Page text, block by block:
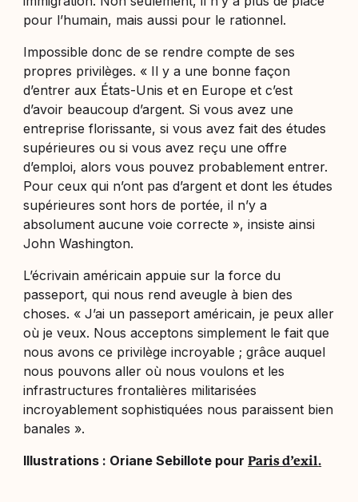
pour l’humain, mais aussi pour le rationnel.
Impossible donc de se rendre compte de ses
propres privilèges. « Il y a une bonne façon
d’entrer aux États-Unis et en Europe et c’est
d’avoir beaucoup d’argent. Si vous avez une
entreprise florissante, si vous avez fait des études
supérieures ou si vous avez reçu une offre
d’emploi, alors vous pouvez probablement entrer.
Pour ceux qui n’ont pas d’argent et dont les études
supérieures sont hors de portée, il n’y a
absolument aucune voie correcte », insiste ainsi
John Washington.
L’écrivain américain appuie sur la force du
passeport, qui nous rend aveugle à bien des
choses. « J’ai un passeport américain, je peux aller
où je veux. Nous acceptons simplement le fait que
nous avons ce privilège incroyable ; grâce auquel
nous pouvons aller où nous voulons et les
infrastructures frontalières militarisées
incroyablement sophistiquées nous paraissent bien
banales ».
Illustrations : Oriane Sebillote pourParis d’exil.